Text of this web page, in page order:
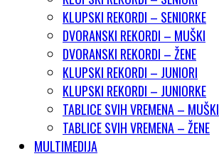
KLUPSKI REKORDI – SENIORKE
DVORANSKI REKORDI – MUŠKI
DVORANSKI REKORDI – ŽENE
KLUPSKI REKORDI – JUNIORI
KLUPSKI REKORDI – JUNIORKE
TABLICE SVIH VREMENA – MUŠKI
TABLICE SVIH VREMENA – ŽENE
MULTIMEDIJA